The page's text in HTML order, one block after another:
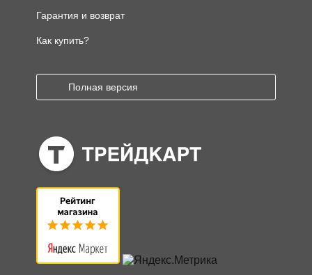
Гарантия и возврат
Как купить?
Полная версия